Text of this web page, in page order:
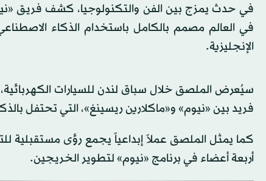
في حدث يمزج بين الفن والتكنولوجيا، كشف فريق
في العالم مصمم بالكامل باستخدام الذكاء
اﻹنجليزية.
فريد بين «نيوم» و«ماكلارين ريسينغ»، التي تحتفل
كما يمثل الملصق عملاً إبداعياً يجمع رؤى مستقبلية
أربعة أعضاء في برنامج «نيوم» لتطوير الخريجين.